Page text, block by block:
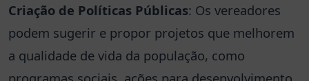
Criação de Políticas Públicas: Os vereadores
podem sugerir e propor projetos que melhorem
a qualidade de vida da população, como